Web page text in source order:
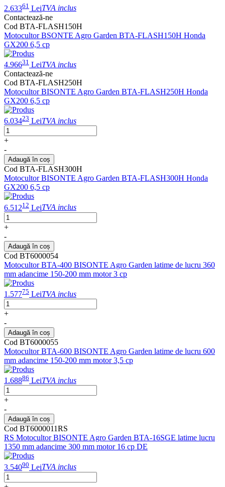
2.63361 LeiTVA inclus
Contactează-ne
Cod BTA-FLASH150H
Motocultor BSONTE Agro Garden BTA-FLASH150H Honda
GX200 6,5 cp
4.96631 LeiTVA inclus
Contactează-ne
Cod BTA-FLASH250H
Motocultor BISONTE Agro Garden BTA-FLASH250H Honda
GX200 6,5 cp
6.03423 LeiTVA inclus
+
-
Adaugă în coș
Cod BTA-FLASH300H
Motocultor BISONTE Agro Garden BTA-FLASH300H Honda
GX200 6,5 cp
6.51212 LeiTVA inclus
+
-
Adaugă în coș
Cod BT6000054
Motocultor BTA-400 BISONTE Agro Garden latime de lucru 360
mm adancime 150-200 mm motor 3 cp
1.57775 LeiTVA inclus
+
-
Adaugă în coș
Cod BT6000055
Motocultor BTA-600 BISONTE Agro Garden latime de lucru 600
mm adancime 150-200 mm motor 3,5 cp
1.68886 LeiTVA inclus
+
-
Adaugă în coș
Cod BT6000011RS
RS Motocultor BISONTE Agro Garden BTA-16SGE latime lucru
1350 mm adancime 300 mm motor 16 cp DE
3.54090 LeiTVA inclus